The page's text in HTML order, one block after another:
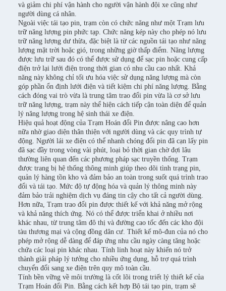
và giảm chi phí vận hành cho người vận hành đội xe cũng như
người dùng cá nhân.
Ngoài việc tái tạo pin, trạm còn có chức năng như một Trạm lưu
trữ năng lượng pin phức tạp. Chức năng kép này cho phép nó lưu
trữ năng lượng dư thừa, đặc biệt là từ các nguồn tái tạo như năng
lượng mặt trời hoặc gió, trong những giờ thấp điểm. Năng lượng
được lưu trữ sau đó có thể được sử dụng để sạc pin hoặc cung cấp
điện trở lại lưới điện trong thời gian có nhu cầu cao nhất. Khả
năng này không chỉ tối ưu hóa việc sử dụng năng lượng mà còn
góp phần ổn định lưới điện và tiết kiệm chi phí năng lượng. Bằng
cách đóng vai trò vừa là trung tâm trao đổi pin vừa là cơ sở lưu
trữ năng lượng, trạm này thể hiện cách tiếp cận toàn diện để quản
lý năng lượng trong hệ sinh thái xe điện.
Hiệu quả hoạt động của Trạm Hoán đổi Pin được nâng cao hơn
nữa nhờ giao diện thân thiện với người dùng và các quy trình tự
động. Người lái xe điện có thể nhanh chóng đổi pin đã cạn lấy pin
đã sạc đầy trong vòng vài phút, loại bỏ thời gian chờ đợi lâu
thường liên quan đến các phương pháp sạc truyền thống. Trạm
được trang bị hệ thống thông minh giúp theo dõi tình trạng pin,
quản lý hàng tồn kho và đảm bảo an toàn trong suốt quá trình trao
đổi và tái tạo. Mức độ tự động hóa và quản lý thông minh này
đảm bảo trải nghiệm dịch vụ đáng tin cậy cho tất cả người dùng.
Hơn nữa, Trạm trao đổi pin được thiết kế với khả năng mở rộng
và khả năng thích ứng. Nó có thể được triển khai ở nhiều nơi
khác nhau, từ trung tâm đô thị và đường cao tốc đến các kho đội
tàu thương mại và cộng đồng dân cư. Thiết kế mô-đun của nó cho
phép mở rộng dễ dàng để đáp ứng nhu cầu ngày càng tăng hoặc
chứa các loại pin khác nhau. Tính linh hoạt này khiến nó trở
thành giải pháp lý tưởng cho nhiều ứng dụng, hỗ trợ quá trình
chuyển đổi sang xe điện trên quy mô toàn cầu.
Tính bền vững về môi trường là cốt lõi trong triết lý thiết kế của
Trạm Hoán đổi Pin. Bằng cách kết hợp Bộ tái tạo pin, trạm sẽ